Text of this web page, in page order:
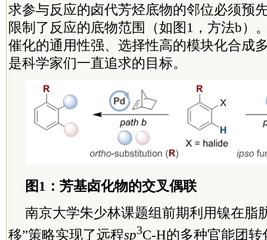
求参与反应的卤代芳烃底物的邻位必须预
限制了反应的底物范围（如图1，方法b）
催化的通用性强、选择性高的模块化合成
是科学家们一直追求的目标。
图1：芳基卤化物的交叉偶联
南京大学朱少林课题组前期利用镍在脂
移”策略实现了远程sp3C-H的多种官能团